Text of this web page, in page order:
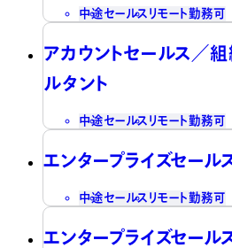
中途セールス リモート勤務可
アカウントセールス／
ルタント
中途セールス リモート勤務可
エンタープライズセール
中途セールス リモート勤務可
エンタープライズセール